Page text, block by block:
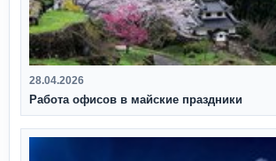
28.04.2026
Работа офисов в майские праздники